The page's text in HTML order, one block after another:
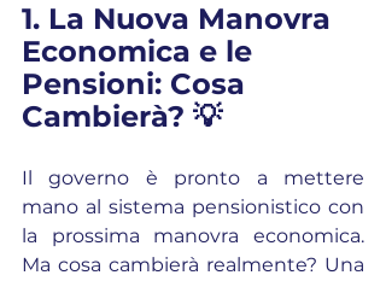
1. La Nuova Manovra
Economica e le
Pensioni: Cosa
Cambierà? 💡
Il governo è pronto a mettere
mano al sistema pensionistico con
la prossima manovra economica.
Ma cosa cambierà realmente? Una